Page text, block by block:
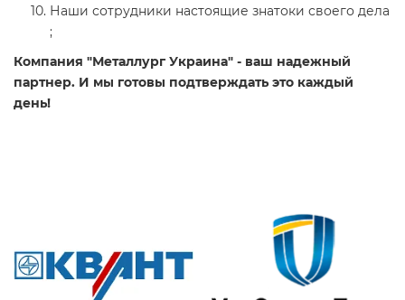
Наши сотрудники настоящие знатоки своего дела
;
Компания "Металлург Украина" - ваш надежный
партнер. И мы готовы подтверждать это каждый
день!